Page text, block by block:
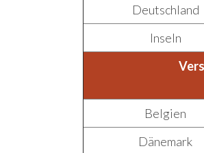
Deutschland
Inseln
Belgien
Dänemark